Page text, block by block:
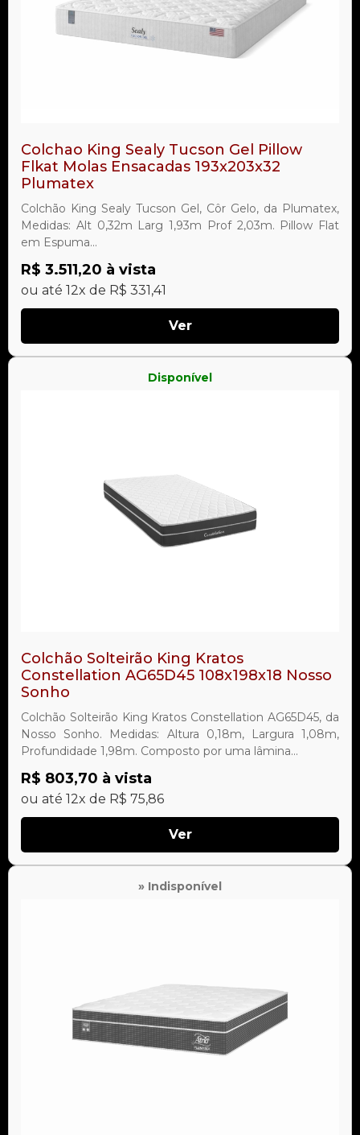
Colchao King Sealy Tucson Gel Pillow
Flkat Molas Ensacadas 193x203x32
Plumatex
Colchão King Sealy Tucson Gel, Côr Gelo, da Plumatex,
Medidas: Alt 0,32m Larg 1,93m Prof 2,03m. Pillow Flat
em Espuma...
R$ 3.511,20 à vista
ou até 12x de R$ 331,41
Ver
Disponível
Colchão Solteirão King Kratos
Constellation AG65D45 108x198x18 Nosso
Sonho
Colchão Solteirão King Kratos Constellation AG65D45, da
Nosso Sonho. Medidas: Altura 0,18m, Largura 1,08m,
Profundidade 1,98m. Composto por uma lâmina...
R$ 803,70 à vista
ou até 12x de R$ 75,86
Ver
» Indisponível